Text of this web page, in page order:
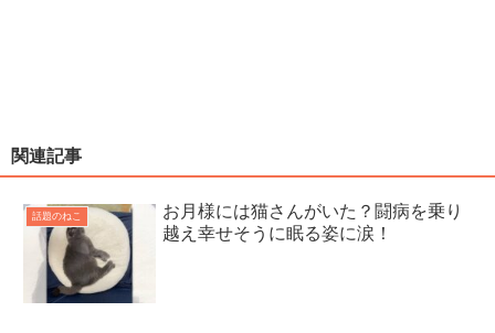
関連記事
話題のねこ
お月様には猫さんがいた？闘病を乗り
越え幸せそうに眠る姿に涙！